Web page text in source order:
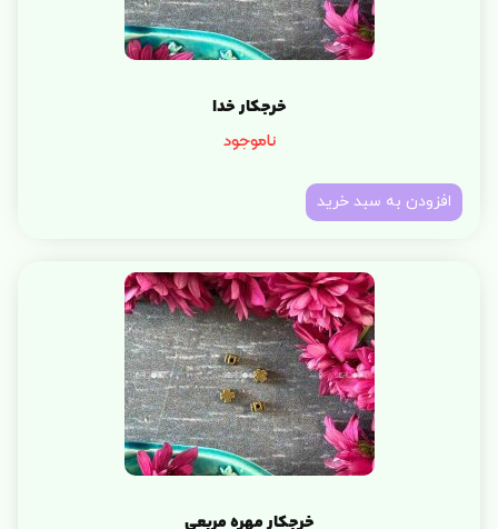
خرجکار خدا
ناموجود
افزودن به سبد خرید
خرجکار مهره مربعی